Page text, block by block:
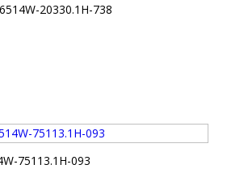
20330.1H-738
75113.1H-093